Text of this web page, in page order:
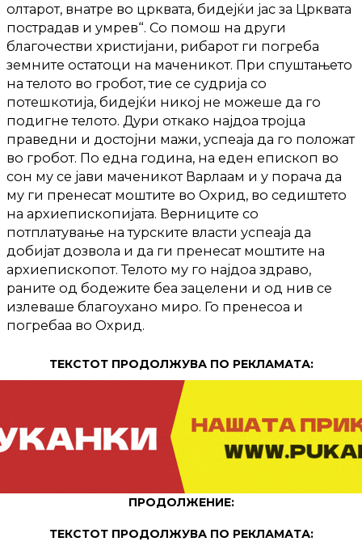
олтарот, внатре во црквата, бидејќи јас за Црквата
пострадав и умрев“. Со помош на други
благочестви христијани, рибарот ги погреба
земните остатоци на маченикот. При спуштањето
на телото во гробот, тие се судрија со
потешкотија, бидејќи никој не можеше да го
подигне телото. Дури откако најдоа тројца
праведни и достојни мажи, успеаја да го положат
во гробот. По една година, на еден епископ во
сон му се јави маченикот Варлаам и у порача да
му ги пренесат моштите во Охрид, во седиштето
на архиепископијата. Верниците со
потплатување на турските власти успеаја да
добијат дозвола и да ги пренесат моштите на
архиепископот. Телото му го најдоа здраво,
раните од бодежите беа зацелени и од нив се
излеваше благоухано миро. Го пренесоа и
погребаа во Охрид.
ТЕКСТОТ ПРОДОЛЖУВА ПО РЕКЛАМАТА:
ПРОДОЛЖЕНИЕ:
ТЕКСТОТ ПРОДОЛЖУВА ПО РЕКЛАМАТА: